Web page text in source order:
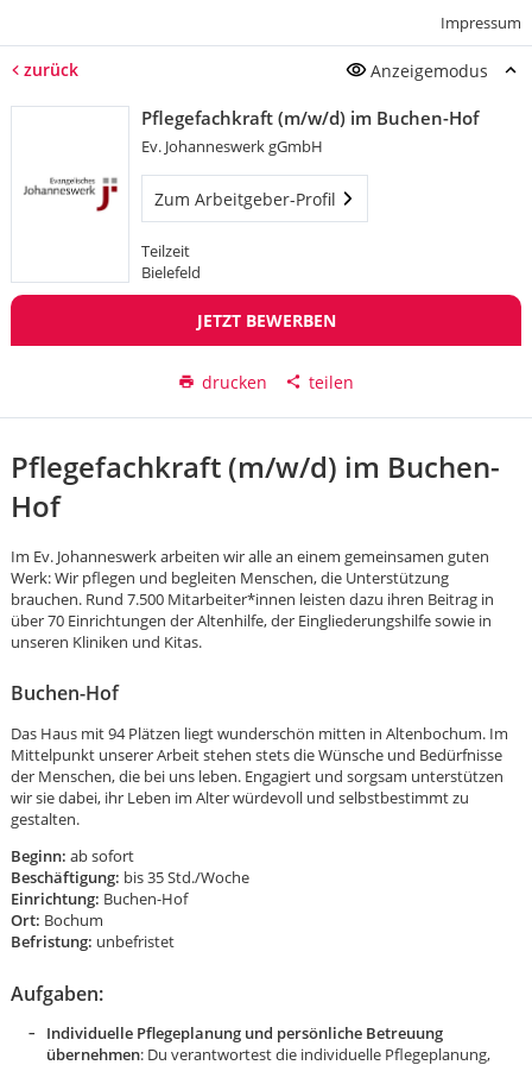
Impressum
zurück Anzeigemodus
Pflegefachkraft (m/w/d) im Buchen-Hof
Ev. Johanneswerk gGmbH
Zum Arbeitgeber-Profil
Teilzeit
Bielefeld
JETZT BEWERBEN
drucken teilen
Pflegefachkraft (m/w/d) im Buchen-
Hof
Im Ev. Johanneswerk arbeiten wir alle an einem gemeinsamen guten
Werk: Wir pflegen und begleiten Menschen, die Unterstützung
brauchen. Rund 7.500 Mitarbeiter*innen leisten dazu ihren Beitrag in
über 70 Einrichtungen der Altenhilfe, der Eingliederungshilfe sowie in
unseren Kliniken und Kitas.
Buchen-Hof
Das Haus mit 94 Plätzen liegt wunderschön mitten in Altenbochum. Im
Mittelpunkt unserer Arbeit stehen stets die Wünsche und Bedürfnisse
der Menschen, die bei uns leben. Engagiert und sorgsam unterstützen
wir sie dabei, ihr Leben im Alter würdevoll und selbstbestimmt zu
gestalten.
Beginn: ab sofort
Beschäftigung: bis 35 Std./Woche
Einrichtung: Buchen-Hof
Ort: Bochum
Befristung: unbefristet
Aufgaben:
Individuelle Pflegeplanung und persönliche Betreuung
übernehmen: Du verantwortest die individuelle Pflegeplanung,